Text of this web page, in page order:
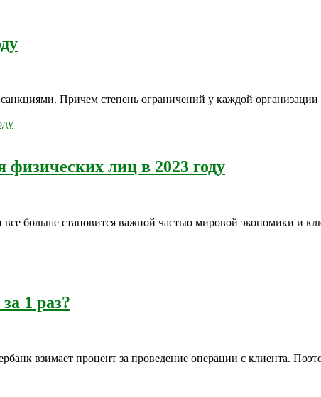
Причем степень ограничений у каждой организации
лиц в 2023 году
больше становится важной частью мировой экономики и
1 раз?
взимает процент за проведение операции с клиента.